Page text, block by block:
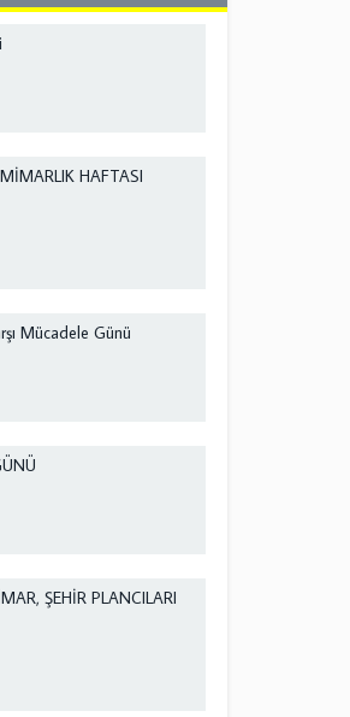
HAFTASI
Mücadele Günü
ŞEHİR PLANCILARI